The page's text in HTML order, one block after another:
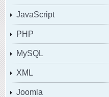
JavaScript
PHP
MySQL
XML
Joomla